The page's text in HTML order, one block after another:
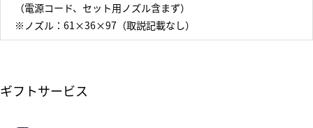
（電源コード、セット用ノズル含まず）
※ノズル：61×36×97（取説記載なし）
ギフトサービス